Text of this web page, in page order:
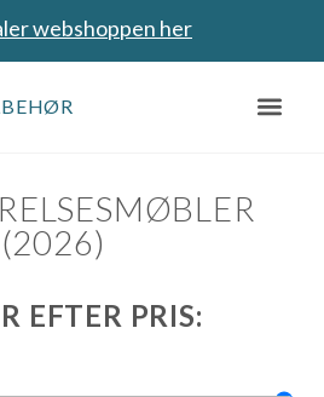
webshoppen her
(2026)
EFTER PRIS: